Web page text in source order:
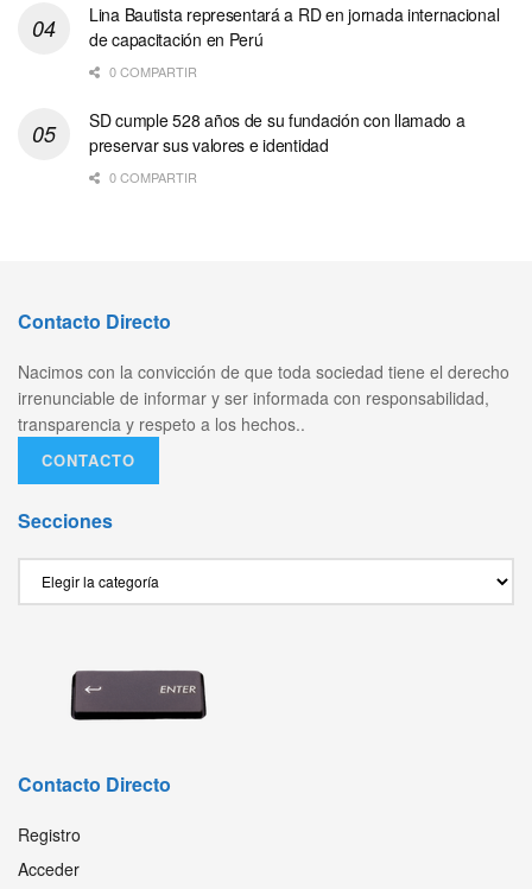
Lina Bautista representará a RD en jornada internacional
de capacitación en Perú
0 COMPARTIR
SD cumple 528 años de su fundación con llamado a
preservar sus valores e identidad
0 COMPARTIR
Contacto Directo
Nacimos con la convicción de que toda sociedad tiene el derecho
irrenunciable de informar y ser informada con responsabilidad,
transparencia y respeto a los hechos..
CONTACTO
Secciones
Contacto Directo
Registro
Acceder